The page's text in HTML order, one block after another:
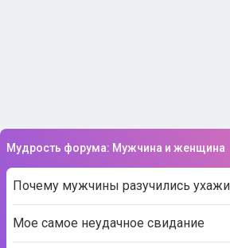
Мудрость форума: Мужчина и женщина
Почему мужчины разучились
Мое самое неудачное свидание